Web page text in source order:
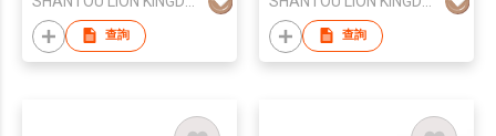
Helicopter Aircraft in
Window - box
Packaging
查詢 查詢